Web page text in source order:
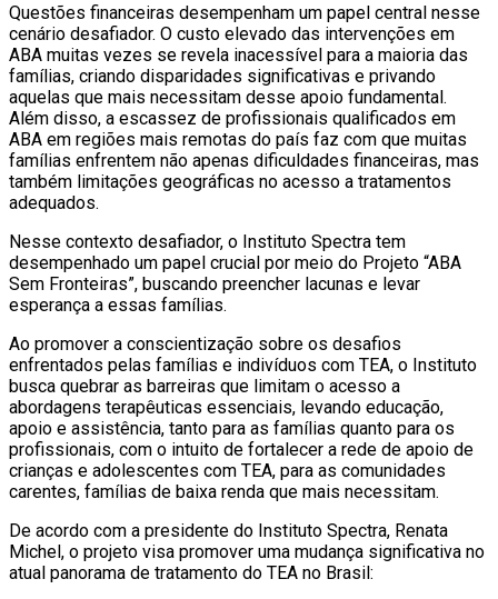
Questões financeiras desempenham um papel central nesse
cenário desafiador. O custo elevado das intervenções em
ABA muitas vezes se revela inacessível para a maioria das
famílias, criando disparidades significativas e privando
aquelas que mais necessitam desse apoio fundamental.
Além disso, a escassez de profissionais qualificados em
ABA em regiões mais remotas do país faz com que muitas
famílias enfrentem não apenas dificuldades financeiras, mas
também limitações geográficas no acesso a tratamentos
adequados.
Nesse contexto desafiador, o Instituto Spectra tem
desempenhado um papel crucial por meio do Projeto “ABA
Sem Fronteiras”, buscando preencher lacunas e levar
esperança a essas famílias.
Ao promover a conscientização sobre os desafios
enfrentados pelas famílias e indivíduos com TEA, o Instituto
busca quebrar as barreiras que limitam o acesso a
abordagens terapêuticas essenciais, levando educação,
apoio e assistência, tanto para as famílias quanto para os
profissionais, com o intuito de fortalecer a rede de apoio de
crianças e adolescentes com TEA, para as comunidades
carentes, famílias de baixa renda que mais necessitam.
De acordo com a presidente do Instituto Spectra, Renata
Michel, o projeto visa promover uma mudança significativa no
atual panorama de tratamento do TEA no Brasil: